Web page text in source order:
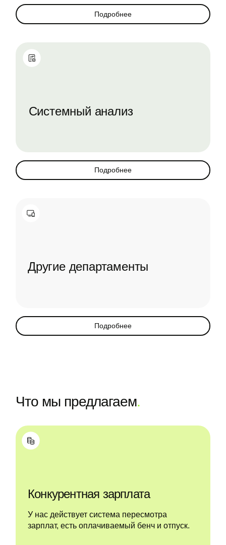
Подробнее
Системный анализ
Подробнее
Другие департаменты
Подробнее
Что мы предлагаем.
Конкурентная зарплата
У нас действует система пересмотра
зарплат, есть оплачиваемый бенч и отпуск.